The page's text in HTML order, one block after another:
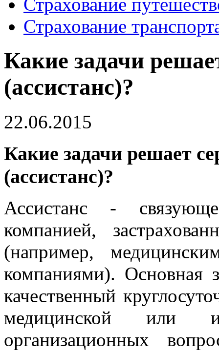
Страхование
Какие задачи
(ассистанс)?
22.06.2015
Какие задачи решает
(ассистанс)?
Ассистанс -
компанией,
(например,
компаниями). Основная
качественный
медицинской или
организационных